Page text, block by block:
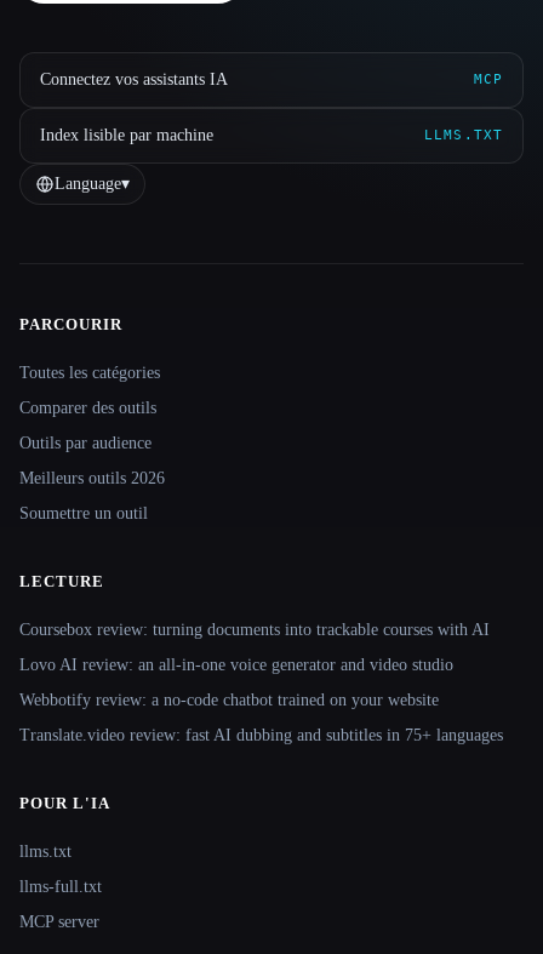
Connectez vos assistants IA MCP
Index lisible par machine LLMS.TXT
Language▾
Site navigation
PARCOURIR
Toutes les catégories
Comparer des outils
Outils par audience
Meilleurs outils 2026
Soumettre un outil
LECTURE
Coursebox review: turning documents into trackable courses with AI
Lovo AI review: an all-in-one voice generator and video studio
Webbotify review: a no-code chatbot trained on your website
Translate.video review: fast AI dubbing and subtitles in 75+ languages
POUR L'IA
llms.txt
llms-full.txt
MCP server